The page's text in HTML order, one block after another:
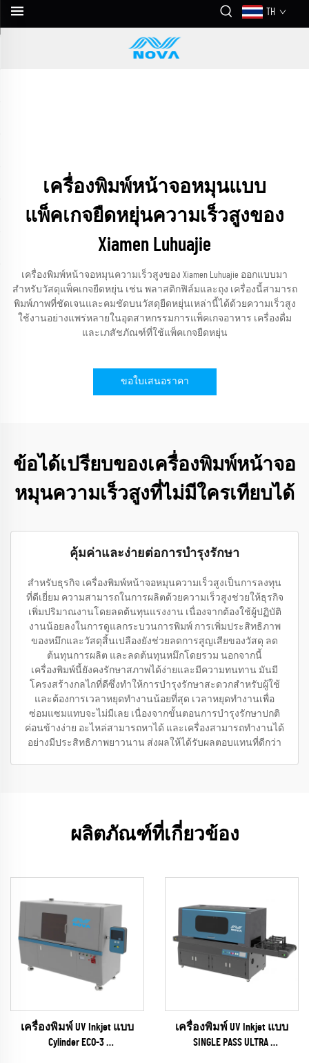
TH
เครื่องพิมพ์หน้าจอหมุนแบบ
แพ็คเกจยืดหยุ่นความเร็วสูงของ
Xiamen Luhuajie
เครื่องพิมพ์หน้าจอหมุนความเร็วสูงของ Xiamen Luhuajie ออกแบบมา
สำหรับวัสดุแพ็คเกจยืดหยุ่น เช่น พลาสติกฟิล์มและถุง เครื่องนี้สามารถ
พิมพ์ภาพที่ชัดเจนและคมชัดบนวัสดุยืดหยุ่นเหล่านี้ได้ด้วยความเร็วสูง
ใช้งานอย่างแพร่หลายในอุตสาหกรรมการแพ็คเกจอาหาร เครื่องดื่ม
และเภสัชภัณฑ์ที่ใช้แพ็คเกจยืดหยุ่น
ขอใบเสนอราคา
ข้อได้เปรียบของเครื่องพิมพ์หน้าจอ
หมุนความเร็วสูงที่ไม่มีใครเทียบได้
คุ้มค่าและง่ายต่อการบำรุงรักษา
สำหรับธุรกิจ เครื่องพิมพ์หน้าจอหมุนความเร็วสูงเป็นการลงทุน
ที่ดีเยี่ยม ความสามารถในการผลิตด้วยความเร็วสูงช่วยให้ธุรกิจ
เพิ่มปริมาณงานโดยลดต้นทุนแรงงาน เนื่องจากต้องใช้ผู้ปฏิบัติ
งานน้อยลงในการดูแลกระบวนการพิมพ์ การเพิ่มประสิทธิภาพ
ของหมึกและวัสดุสิ้นเปลืองยังช่วยลดการสูญเสียของวัสดุ ลด
ต้นทุนการผลิต และลดต้นทุนหมึกโดยรวม นอกจากนี้
เครื่องพิมพ์นี้ยังคงรักษาสภาพได้ง่ายและมีความทนทาน มันมี
โครงสร้างกลไกที่ดีซึ่งทำให้การบำรุงรักษาสะดวกสำหรับผู้ใช้
และต้องการเวลาหยุดทำงานน้อยที่สุด เวลาหยุดทำงานเพื่อ
ซ่อมแซมแทบจะไม่มีเลย เนื่องจากขั้นตอนการบำรุงรักษาปกติ
ค่อนข้างง่าย อะไหล่สามารถหาได้ และเครื่องสามารถทำงานได้
อย่างมีประสิทธิภาพยาวนาน ส่งผลให้ได้รับผลตอบแทนที่ดีกว่า
ผลิตภัณฑ์ที่เกี่ยวข้อง
เครื่องพิมพ์ UV Inkjet แบบ
Cylinder ECO-3
เครื่องพิมพ์ UV Inkjet แบบ
SINGLE PASS ULTRA